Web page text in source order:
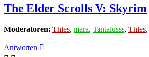
The Elder Scrolls V: Skyrim
Moderatoren: Thies, mara, Tantalusss, Thies,
Antworten